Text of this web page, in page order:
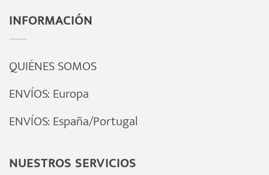
INFORMACIÓN
QUIÉNES SOMOS
ENVÍOS: Europa
ENVÍOS: España/Portugal
NUESTROS SERVICIOS